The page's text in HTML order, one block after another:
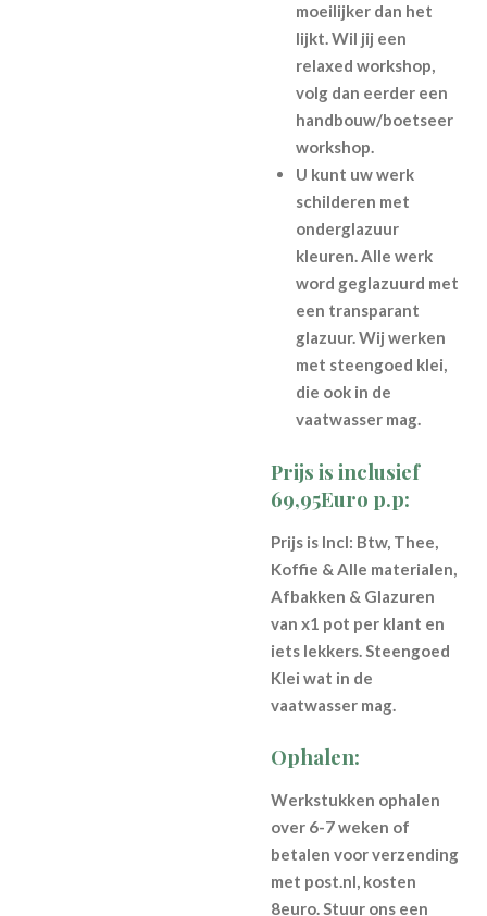
moeilijker dan het
lijkt. Wil jij een
relaxed workshop,
volg dan eerder een
handbouw/boetseer
workshop.
U kunt uw werk
schilderen met
onderglazuur
kleuren. Alle werk
word geglazuurd met
een transparant
glazuur. Wij werken
met steengoed klei,
die ook in de
vaatwasser mag.
Prijs is inclusief
69,95Euro p.p:
Prijs is Incl: Btw, Thee,
Koffie & Alle materialen,
Afbakken & Glazuren
van x1 pot per klant en
iets lekkers.Steengoed
Klei wat in de
vaatwasser mag.
Ophalen:
Werkstukken ophalen
over 6-7 weken of
betalen voor verzending
met post.nl, kosten
8euro. Stuur ons een